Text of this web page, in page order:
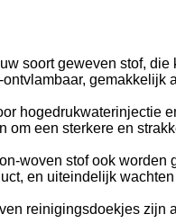
soort geweven stof,
gemakkelijk
hogedrukwaterinjectie
om een sterkere en
woven stof ook
en uiteindelijk
reinigingsdoekjes zijn